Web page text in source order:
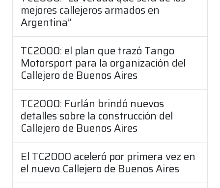
mejores callejeros armados en
Argentina”
TC2000: el plan que trazó Tango
Motorsport para la organización del
Callejero de Buenos Aires
TC2000: Furlán brindó nuevos
detalles sobre la construcción del
Callejero de Buenos Aires
El TC2000 aceleró por primera vez en
el nuevo Callejero de Buenos Aires